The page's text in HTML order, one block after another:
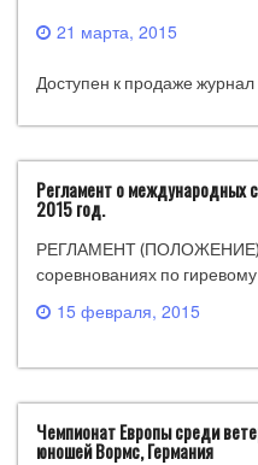
21 марта, 2015
Доступен к продаже журнал
Регламент о международных
2015 год.
РЕГЛАМЕНТ (ПОЛОЖЕНИЕ)
соревнованиях по
15 февраля, 2015
Чемпионат Европы среди
юношей Вормс, Германия